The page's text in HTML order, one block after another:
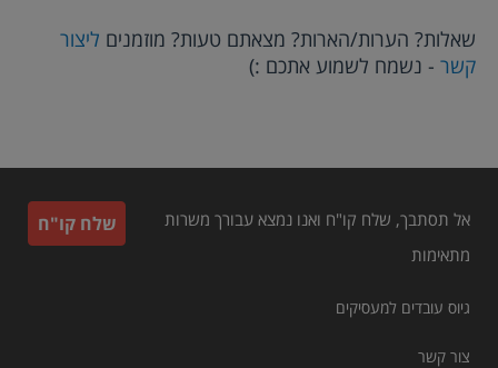
שאלות? הערות/הארות? מצאתם טעות? מוזמנים ליצור
קשר - נשמח לשמוע אתכם :)
אל תסתבך, שלח קו"ח ואנו נמצא עבורך משרות
מתאימות
שלח קו"ח
גיוס עובדים למעסיקים
צור קשר